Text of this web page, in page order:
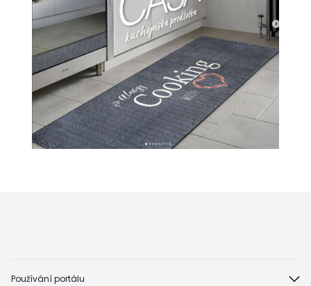
Používání portálu